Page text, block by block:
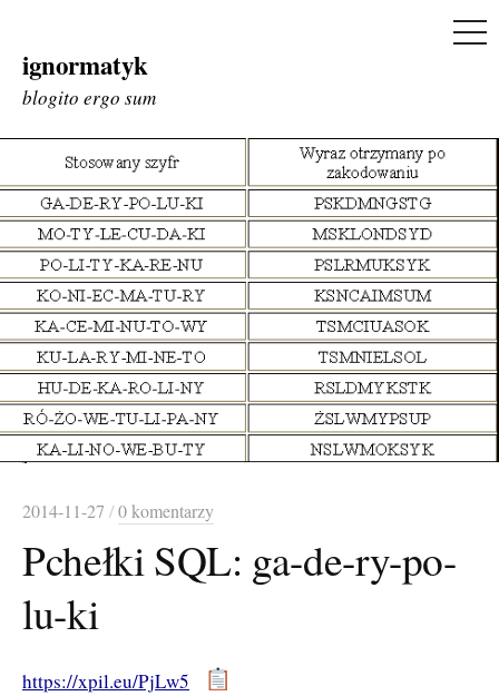
Skip
to
ignormatyk
blogito ergo sum
2014-11-27 /0 komentarzy
Pchełki SQL: ga-de-ry-po-
lu-ki
https://xpil.eu/PjLw5